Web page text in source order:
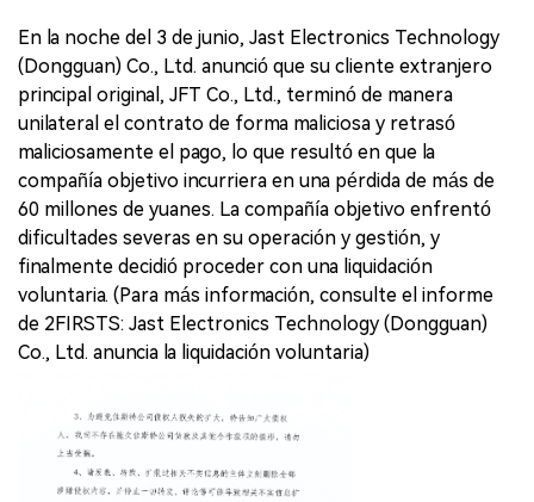
En la noche del 3 de junio, Jast Electronics Technology
(Dongguan) Co., Ltd. anunció que su cliente extranjero
principal original, JFT Co., Ltd., terminó de manera
unilateral el contrato de forma maliciosa y retrasó
maliciosamente el pago, lo que resultó en que la
compañía objetivo incurriera en una pérdida de más de
60 millones de yuanes. La compañía objetivo enfrentó
dificultades severas en su operación y gestión, y
finalmente decidió proceder con una liquidación
voluntaria. (Para más información, consulte el informe
de 2FIRSTS: Jast Electronics Technology (Dongguan)
Co., Ltd. anuncia la liquidación voluntaria)